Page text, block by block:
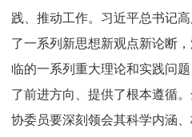
践、推动工作。习近平总书记
了一系列新思想新观点新论断
临的一系列重大理论和实践问
了前进方向、提供了根本遵循
协委员要深刻领会其科学内涵